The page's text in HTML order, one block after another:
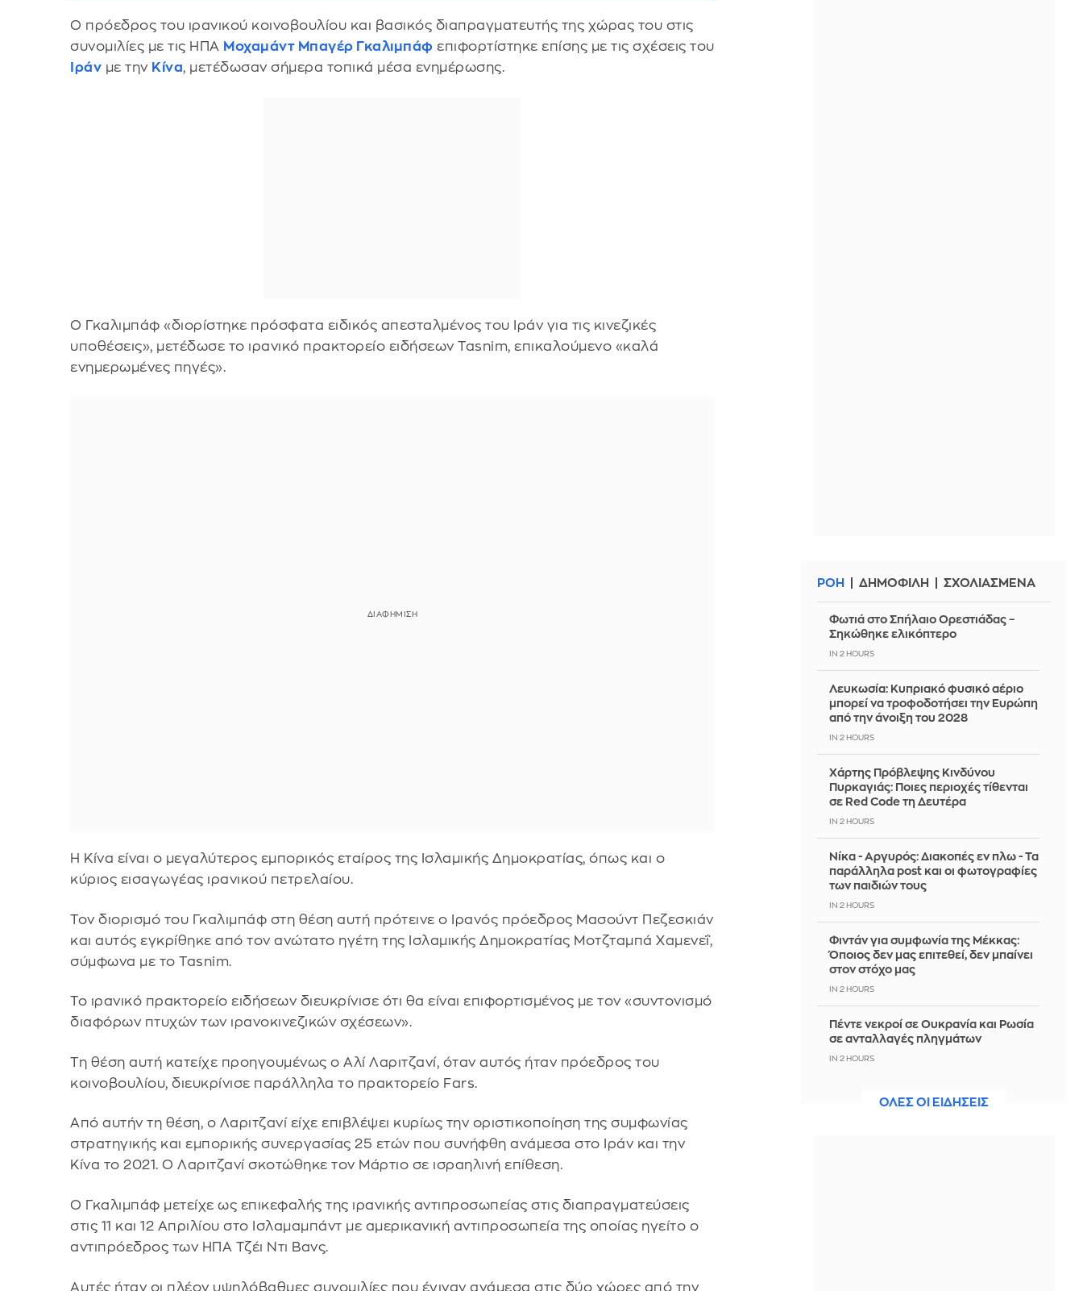
Ο πρόεδρος του ιρανικού κοινοβουλίου και βασικός διαπραγματευτής της χώρας του στις
συνομιλίες με τις ΗΠΑ Μοχαμάντ Μπαγέρ Γκαλιμπάφ επιφορτίστηκε επίσης με τις σχέσεις του
Ιράν με την Κίνα, μετέδωσαν σήμερα τοπικά μέσα ενημέρωσης.
Ο Γκαλιμπάφ «διορίστηκε πρόσφατα ειδικός απεσταλμένος του Ιράν για τις κινεζικές
υποθέσεις», μετέδωσε το ιρανικό πρακτορείο ειδήσεων Tasnim, επικαλούμενο «καλά
ενημερωμένες πηγές».
Η Κίνα είναι ο μεγαλύτερος εμπορικός εταίρος της Ισλαμικής Δημοκρατίας, όπως και ο
κύριος εισαγωγέας ιρανικού πετρελαίου.
Τον διορισμό του Γκαλιμπάφ στη θέση αυτή πρότεινε ο Ιρανός πρόεδρος Μασούντ Πεζεσκιάν
και αυτός εγκρίθηκε από τον ανώτατο ηγέτη της Ισλαμικής Δημοκρατίας Μοτζταμπά Χαμενεΐ,
σύμφωνα με το Tasnim.
Το ιρανικό πρακτορείο ειδήσεων διευκρίνισε ότι θα είναι επιφορτισμένος με τον «συντονισμό
διαφόρων πτυχών των ιρανοκινεζικών σχέσεων».
Τη θέση αυτή κατείχε προηγουμένως ο Αλί Λαριτζανί, όταν αυτός ήταν πρόεδρος του
κοινοβουλίου, διευκρίνισε παράλληλα το πρακτορείο Fars.
Από αυτήν τη θέση, ο Λαριτζανί είχε επιβλέψει κυρίως την οριστικοποίηση της συμφωνίας
στρατηγικής και εμπορικής συνεργασίας 25 ετών που συνήφθη ανάμεσα στο Ιράν και την
Κίνα το 2021. Ο Λαριτζανί σκοτώθηκε τον Μάρτιο σε ισραηλινή επίθεση.
Ο Γκαλιμπάφ μετείχε ως επικεφαλής της ιρανικής αντιπροσωπείας στις διαπραγματεύσεις
στις 11 και 12 Απριλίου στο Ισλαμαμπάντ με αμερικανική αντιπροσωπεία της οποίας ηγείτο ο
αντιπρόεδρος των ΗΠΑ Τζέι Ντι Βανς.
Αυτές ήταν οι πλέον υψηλόβαθμες συνομιλίες που έγιναν ανάμεσα στις δύο χώρες από την
ΡΟΗ ΔΗΜΟΦΙΛΗ ΣΧΟΛΙΑΣΜΕΝΑ
Φωτιά στο Σπήλαιο Ορεστιάδας –
Σηκώθηκε ελικόπτερο
IN 2 HOURS
Λευκωσία: Κυπριακό φυσικό αέριο
μπορεί να τροφοδοτήσει την Ευρώπη
από την άνοιξη του 2028
IN 2 HOURS
Χάρτης Πρόβλεψης Κινδύνου
Πυρκαγιάς: Ποιες περιοχές τίθενται
σε Red Code τη Δευτέρα
IN 2 HOURS
Νίκα - Αργυρός: Διακοπές εν πλω - Τα
παράλληλα post και οι φωτογραφίες
των παιδιών τους
IN 2 HOURS
Φιντάν για συμφωνία της Μέκκας:
Όποιος δεν μας επιτεθεί, δεν μπαίνει
στον στόχο μας
IN 2 HOURS
Πέντε νεκροί σε Ουκρανία και Ρωσία
σε ανταλλαγές πληγμάτων
IN 2 HOURS
πινακίδες και... μεθυσμένος
ΟΛΕΣ ΟΙ ΕΙΔΗΣΕΙΣ